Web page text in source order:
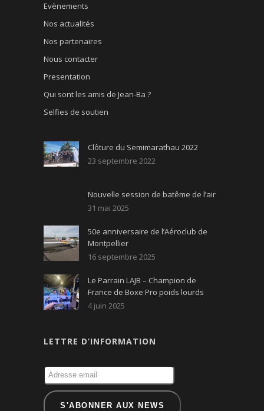
Evènements
Nos actualités
Nos partenaires
Nous contacter
Presentation
Qui sont les amis de Jean-Ba ?
Selfies de soutien
Clôture du Semimarathau 2022
23 septembre 2022
Nouvelle session de batême de l’air
31 mai 2025
50e anniversaire de l’Aéroclub de
Montpellier
16 septembre 2025
Le Parrain LAJB – Champion de
France de Boxe Pro poids lourds
4 juin 2025
LETTRE D’INFORMATION